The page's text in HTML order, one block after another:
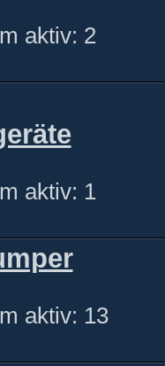
aktiv: 2
aktiv: 1
aktiv: 13